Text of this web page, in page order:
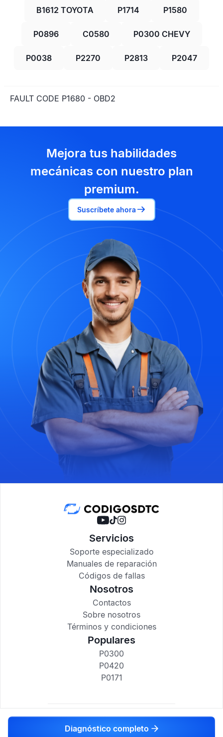
B1612 TOYOTA P1714 P1580
P0896 C0580 P0300 CHEVY
P0038 P2270 P2813 P2047
FAULT CODE P1680 - OBD2
Mejora tus habilidades
mecánicas con nuestro plan
premium.
Suscríbete ahora
Diagnóstico completo
Servicios
Soporte especializado
Manuales de reparación
Códigos de fallas
Nosotros
Contactos
Sobre nosotros
Términos y condiciones
Populares
P0300
P0420
P0171
codigosdtc.com © 2017-2025